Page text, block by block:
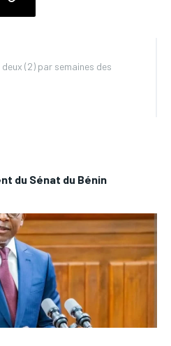
(2) par semaines des
du Sénat du Bénin